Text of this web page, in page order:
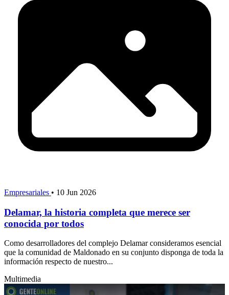
Empresariales • 10 Jun 2026
Delamar, la historia completa que merece ser
conocida por todos
Como desarrolladores del complejo Delamar consideramos esencial
que la comunidad de Maldonado en su conjunto disponga de toda la
información respecto de nuestro...
Multimedia